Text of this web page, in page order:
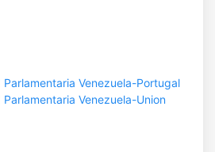
Venezuela-Portugal
Venezuela-Union